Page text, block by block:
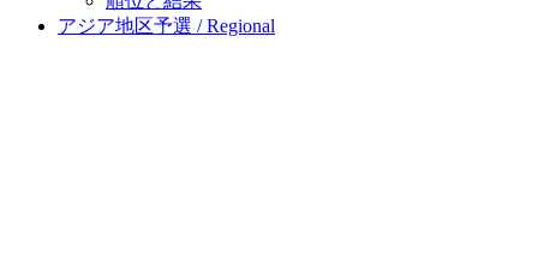
アジア地区予選 / Regional